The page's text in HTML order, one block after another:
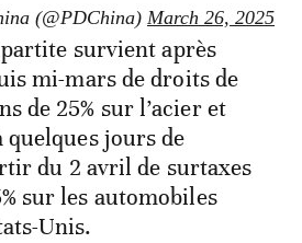
(@PDChina) March 26, 2025
survient après
mi-mars de droits de
de 25% sur l’acier et
jours de
du 2 avril de surtaxes
sur les automobiles
Unis.